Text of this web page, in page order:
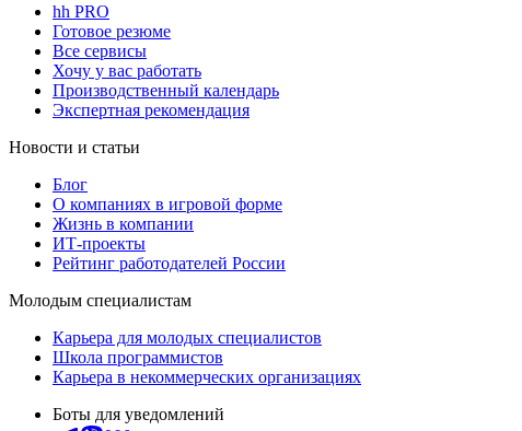
hh PRO
Готовое резюме
Все сервисы
Хочу у вас работать
Производственный календарь
Экспертная рекомендация
Новости и статьи
Блог
О компаниях в игровой форме
Жизнь в компании
ИТ-проекты
Рейтинг работодателей России
Молодым специалистам
Карьера для молодых специалистов
Школа программистов
Карьера в некоммерческих организациях
Боты для уведомлений